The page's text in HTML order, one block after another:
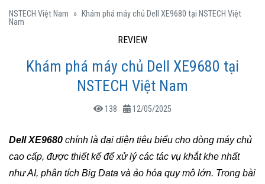
NSTECH Việt Nam » Khám phá máy chủ Dell XE9680 tại NSTECH Việt
Nam
REVIEW
Khám phá máy chủ Dell XE9680 tại
NSTECH Việt Nam
138 12/05/2025
Dell XE9680 chính là đại diện tiêu biểu cho dòng máy chủ
cao cấp, được thiết kế để xử lý các tác vụ khắt khe nhất
như AI, phân tích Big Data và ảo hóa quy mô lớn. Trong bài